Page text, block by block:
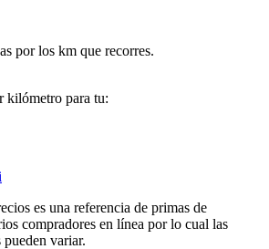
por los km que recorres.
kilómetro para tu:
es una referencia de primas de
compradores en línea por lo cual las
pueden variar.